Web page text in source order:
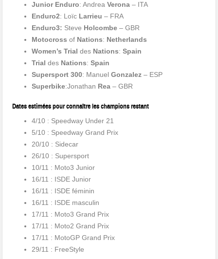
Junior Enduro: AndreaVerona – ITA
Enduro2: Loïc Larrieu – FRA
Enduro3: Steve Holcombe – GBR
Motocross of Nations: Netherlands
Women’s Trial des Nations:Spain
Trial des Nations:Spain
Supersport 300: ManuelGonzalez – ESP
Superbike:Jonathan Rea – GBR
Dates estimées pour connaître les champions restant
4/10 : Speedway Under 21
5/10 : Speedway Grand Prix
20/10 : Sidecar
26/10 : Supersport
10/11 : Moto3 Junior
16/11 : ISDE Junior
16/11 : ISDE féminin
16/11 : ISDE masculin
17/11 : Moto3 Grand Prix
17/11 : Moto2 Grand Prix
17/11 : MotoGP Grand Prix
29/11 : FreeStyle